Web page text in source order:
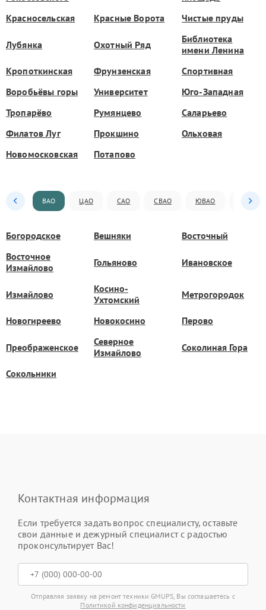
Красносельская
Красные Ворота Чистые пруды
Лубянка Охотный Ряд
Библиотека
имени Ленина
Кропоткинская
Фрунзенская
Спортивная
Воробьёвы горы
Университет
Юго-Западная
Тропарёво
Румянцево
Саларьево
Филатов Луг
Прокшино
Ольховая
Новомосковская
Потапово
ВАО ЦАО САО СВАО ЮВАО ЮАО
Богородское Вешняки
Восточный
Восточное
Измайлово
Гольяново Ивановское
Измайлово
Косино-
Ухтомский
Метрогородок
Новогиреево Новокосино Перово
Преображенское
Северное
Измайлово
Соколиная Гора
Сокольники
Контактная информация
Если требуется задать вопрос специалисту, оставьте
свои данные и дежурный специалист с радостью
проконсультирует Вас!
Отправляя заявку на ремонт техники GMUPS, Вы соглашаетесь с
Политикой конфиденциальности